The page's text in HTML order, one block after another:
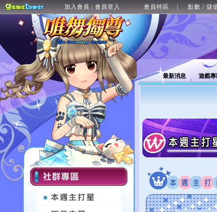
加入會員 | 會員登入 會員特區 點數 / 儲
最新消息 遊戲